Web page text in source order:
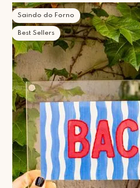
Saindo do Forno
Best Sellers